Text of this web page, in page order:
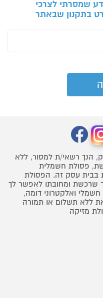
שמסרתי לצרכי
בתקנון שבאתר
הנך רשאי/ת למסור, ללא
פסולת חשמלית
בבית עסק זה. הפסולת
שרכשת ומחובתו לאפשר לך
ואלקטרוני דומה,
ללא תשלום או תמורה
מזיקה